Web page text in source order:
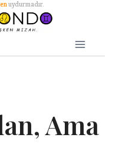
uydurmadır.
Ama